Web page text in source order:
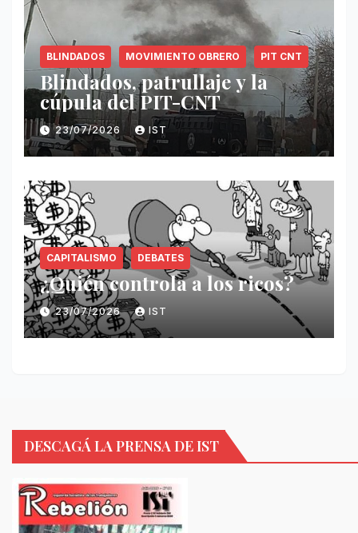
BLINDADOS MOVIMIENTO OBRERO PIT CNT
Blindados, patrullaje y la
cúpula del PIT-CNT
23/07/2026 IST
CAPITALISMO DEBATES
¿Quién controla a los ricos?
23/07/2026 IST
DESCAGÁ LA PRENSA DE IST